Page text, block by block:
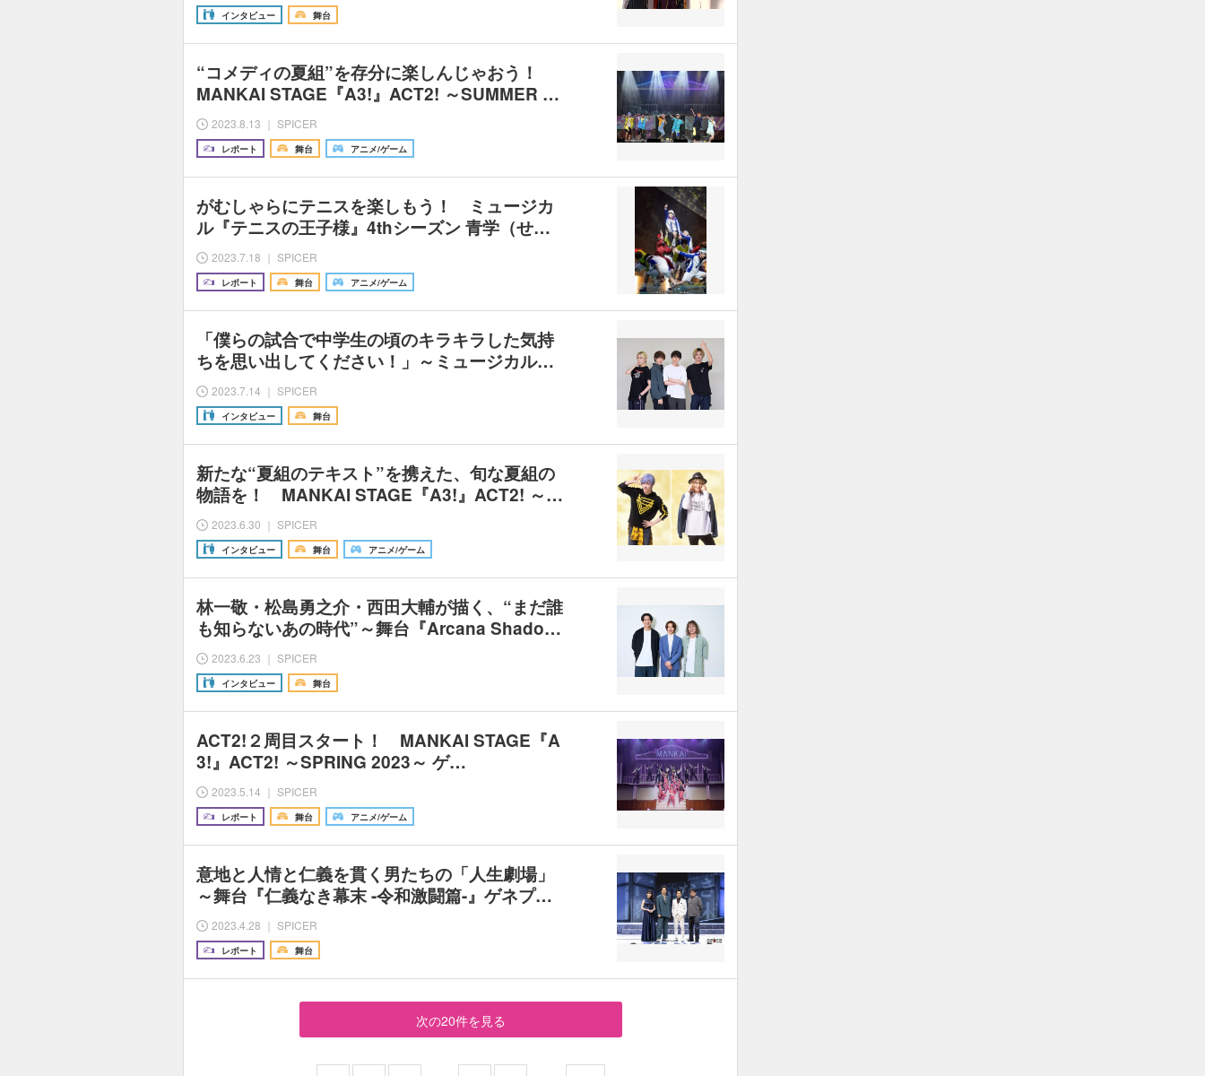
インタビュー 舞台
“コメディの夏組”を存分に楽しんじゃおう！
MANKAI STAGE『A3!』ACT2! ～SUMMER …
2023.8.13 ｜ SPICER
レポート 舞台 アニメ/ゲーム
がむしゃらにテニスを楽しもう！ ミュージカ
ル『テニスの王子様』4thシーズン 青学（せ…
2023.7.18 ｜ SPICER
レポート 舞台 アニメ/ゲーム
「僕らの試合で中学生の頃のキラキラした気持
ちを思い出してください！」～ミュージカル…
2023.7.14 ｜ SPICER
インタビュー 舞台
新たな“夏組のテキスト”を携えた、旬な夏組の
物語を！ MANKAI STAGE『A3!』ACT2! ～…
2023.6.30 ｜ SPICER
インタビュー 舞台 アニメ/ゲーム
林一敬・松島勇之介・西田大輔が描く、“まだ誰
も知らないあの時代”～舞台『Arcana Shado…
2023.6.23 ｜ SPICER
インタビュー 舞台
ACT2!２周目スタート！ MANKAI STAGE『A
3!』ACT2! ～SPRING 2023～ ゲ…
2023.5.14 ｜ SPICER
レポート 舞台 アニメ/ゲーム
意地と人情と仁義を貫く男たちの「人生劇場」
～舞台『仁義なき幕末 -令和激闘篇-』ゲネプ…
2023.4.28 ｜ SPICER
レポート 舞台
次の20件を見る